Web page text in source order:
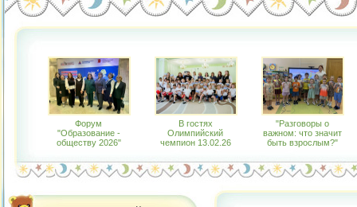
Форум
"Образование -
обществу 2026"
В гостях
Олимпийский
чемпион 13.02.26
"Разговоры о
важном: что значит
быть взрослым?"